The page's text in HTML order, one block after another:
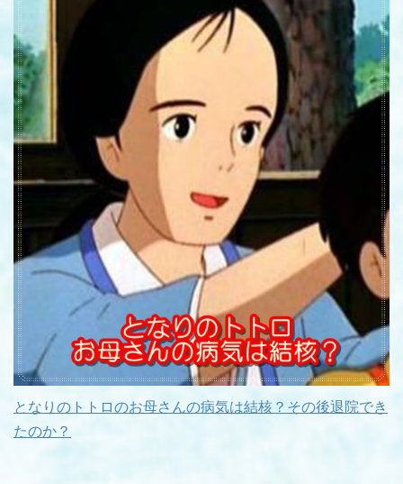
となりのトトロのお母さんの病気は結核？その後退院でき
たのか？